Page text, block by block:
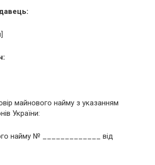
майнового найму з указанням
України:
найму № _____________ від